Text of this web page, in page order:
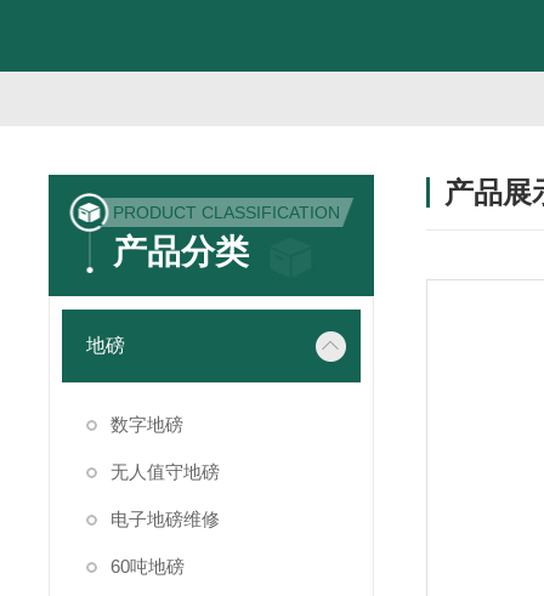
PRODUCT CLASSIFICATION
产品分类
地磅
数字地磅
无人值守地磅
电子地磅维修
60吨地磅
产品展